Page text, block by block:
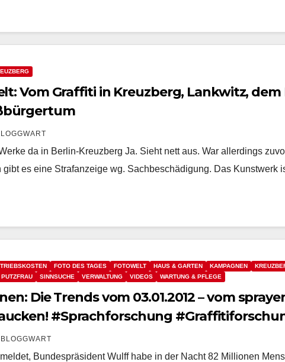
Vom Graffiti in Kreuzberg, Lankwitz, dem
da in Berlin-Kreuzberg Ja. Sieht nett aus. War allerdings
gibt es eine Strafanzeige wg. Sachbeschädigung. Das Kunstwerk
FOTO DES TAGES FOTOWELT HAUS & GARTEN KAMPAGNEN
PUTZFRAU SINNSUCHE VERWALTUNG VIDEOS WARTUNG & PFLEGE
Die Trends vom 03.01.2012 – vom
#Sprachforschung
BLOGGWART
Bundespräsident Wulff habe in der Nacht 82 Millionen